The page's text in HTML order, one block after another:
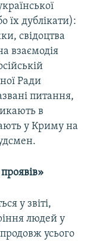
їх дублікати):
свідоцтва
взаємодія
Ради
питання,
в
у Криму на
у звіті,
людей у
усього